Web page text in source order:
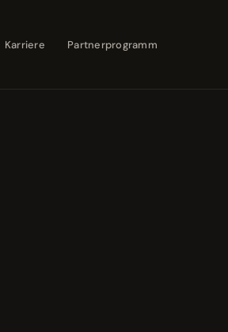
Karriere Partnerprogramm